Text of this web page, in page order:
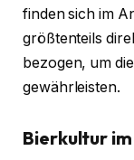
finden sich im
größtenteils
bezogen, um
gewährleisten.
Bierkultur